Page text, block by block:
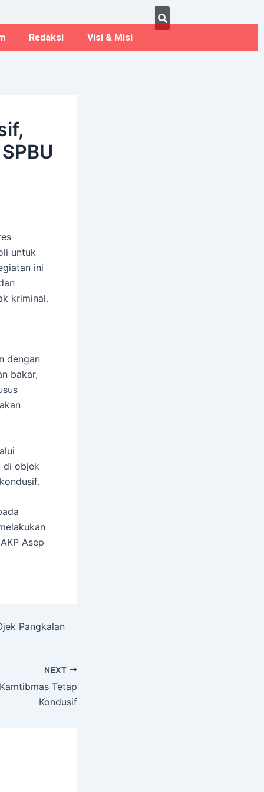
Redaksi Visi & Misi
untuk
ini
kriminal.
dengan
bakar,
di objek
Asep
Pangkalan
NEXT
Tetap
Kondusif